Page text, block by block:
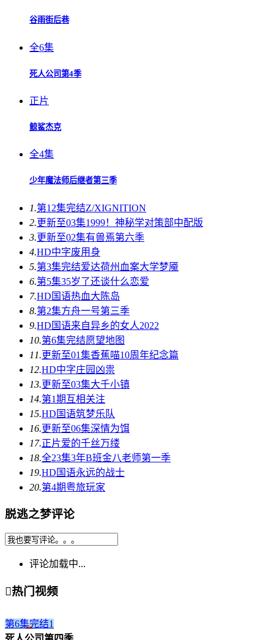
谷雨街后巷
全6集
死人公司第4季
正片
鲸鲨杰克
全4集
少年魔法师后继者第三季
1.第12集完结Z/XIGNITION
2.更新至03集1999！神秘学对策部中配版
3.更新至02集有兽焉第六季
4.HD中字废用身
5.第3集完结爱达荷州血案大学梦魇
6.第5集35岁了还谈什么恋爱
7.HD国语热血大陈岛
8.第2集方舟一号第三季
9.HD国语来自异乡的女人2022
10.第6集完结愿望地图
11.更新至01集香蕉喵10周年纪念篇
12.HD中字庄园凶祟
13.更新至03集大千小镇
14.第1期互相关注
15.HD国语筑梦乐队
16.更新至06集深情为饵
17.正片爱的千丝万缕
18.全23集3年B班金八老师第一季
19.HD国语永远的战士
20.第4期粤旅玩家
脱逃之梦评论
评论加载中...
热门视频
第6集完结1